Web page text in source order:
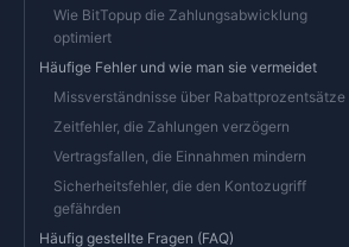
Wie BitTopup die Zahlungsabwicklung
optimiert
Häufige Fehler und wie man sie vermeidet
Missverständnisse über Rabattprozentsätze
Zeitfehler, die Zahlungen verzögern
Vertragsfallen, die Einnahmen mindern
Sicherheitsfehler, die den Kontozugriff
gefährden
Häufig gestellte Fragen (FAQ)